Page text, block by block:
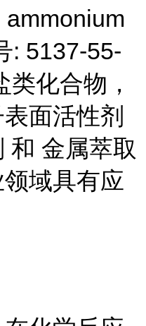
ammonium
: 5137-55-
化合物，
面活性剂
和 金属萃取
域具有应